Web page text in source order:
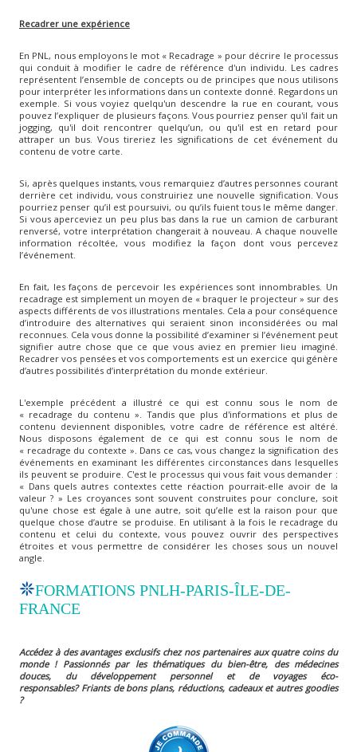
Recadrer une expérience
En PNL, nous employons le mot « Recadrage » pour décrire le processus
qui conduit à modifier le cadre de référence d'un individu. Les cadres
représentent l’ensemble de concepts ou de principes que nous utilisons
pour interpréter les informations dans un contexte donné. Regardons un
exemple. Si vous voyiez quelqu'un descendre la rue en courant, vous
pouvez l’expliquer de plusieurs façons. Vous pourriez penser qu'il fait un
jogging, qu'il doit rencontrer quelqu’un, ou qu'il est en retard pour
attraper un bus. Vous tireriez les significations de cet événement du
contenu de votre carte.
Si, après quelques instants, vous remarquiez d’autres personnes courant
derrière cet individu, vous construiriez une nouvelle signification. Vous
pourriez penser qu’il est poursuivi, ou qu’ils fuient tous le même danger.
Si vous aperceviez un peu plus bas dans la rue un camion de carburant
renversé, votre interprétation changerait à nouveau. A chaque nouvelle
information récoltée, vous modifiez la façon dont vous percevez
l’événement.
En fait, les façons de percevoir les expériences sont innombrables. Un
recadrage est simplement un moyen de « braquer le projecteur » sur des
aspects différents de vos illustrations mentales. Cela a pour conséquence
d’introduire des alternatives qui seraient sinon inconsidérées ou mal
reconnues. Cela vous donne la possibilité d’examiner si l’événement peut
signifier autre chose que ce que vous aviez en premier lieu imaginé.
Recadrer vos pensées et vos comportements est un exercice qui génère
d’autres possibilités d’interprétation du monde extérieur.
L'exemple précédent a illustré ce qui est connu sous le nom de
« recadrage du contenu ». Tandis que plus d'informations et plus de
contenu deviennent disponibles, votre cadre de référence est altéré.
Nous disposons également de ce qui est connu sous le nom de
« recadrage du contexte ». Dans ce cas, vous changez la signification des
événements en examinant les différentes circonstances dans lesquelles
ils peuvent se produire. C'est le processus qui vous fait vous demander :
« Dans quels autres contextes cette réaction pourrait-elle avoir de la
valeur ? » Les croyances sont souvent construites pour conclure, soit
qu'une chose est égale à une autre, soit qu’elle est la raison pour que
quelque chose d’autre se produise. En utilisant à la fois le recadrage du
contenu et celui du contexte, vous pouvez ouvrir des perspectives
étroites et vous permettre de considérer les choses sous un nouvel
angle.
FORMATIONS PNLH-PARIS-ÎLE-DE-
FRANCE
Accédez à des avantages exclusifs chez nos partenaires aux quatre coins du
monde ! Passionnés par les thématiques du bien-être, des médecines
douces, du développement personnel et de voyages éco-
responsables? Friants de bons plans, réductions, cadeaux et autres goodies
?